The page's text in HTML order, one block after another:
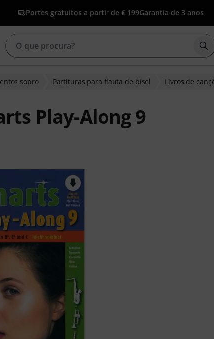
Portes gratuitos a partir de € 199Garantia de 3 anos
sopro Partituras para flauta de bísel Livros de
Play-Along 9